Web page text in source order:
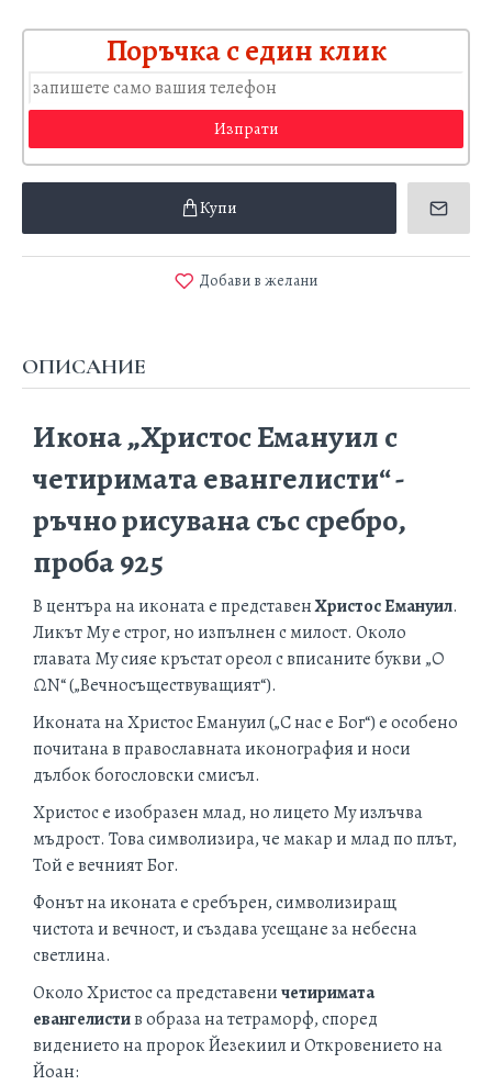
Поръчка с един клик
Купи
Добави в желани
ОПИСАНИЕ
Икона „Христос Емануил с
четиримата евангелисти“ -
ръчно рисувана със сребро,
проба 925
В центъра на иконата е представенХристос Емануил.
Ликът Му е строг, но изпълнен с милост. Около
главата Му сияекръстат ореолс вписаните букви „Ο
ΩΝ“ („Вечносъществуващият“).
Иконата на Христос Емануил („С нас е Бог“) е особено
почитана в православната иконография и носи
дълбок богословски смисъл.
Христос е изобразен млад, но лицето Му излъчва
мъдрост. Това символизира, че макар и млад по плът,
Той е вечният Бог.
Фонът на иконата есребърен, символизиращ
чистота и вечност, и създава усещане за небесна
светлина.
Около Христос са представеничетиримата
евангелистив образа на тетраморф, според
видението на пророк Йезекиил и Откровението на
Йоан: